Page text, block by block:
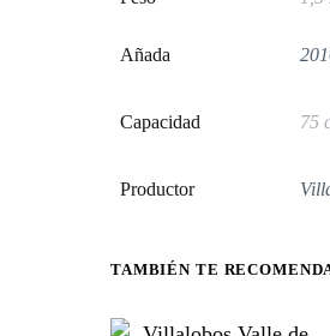
Añada
Capacidad 75
Productor
TAMBIÉN TE